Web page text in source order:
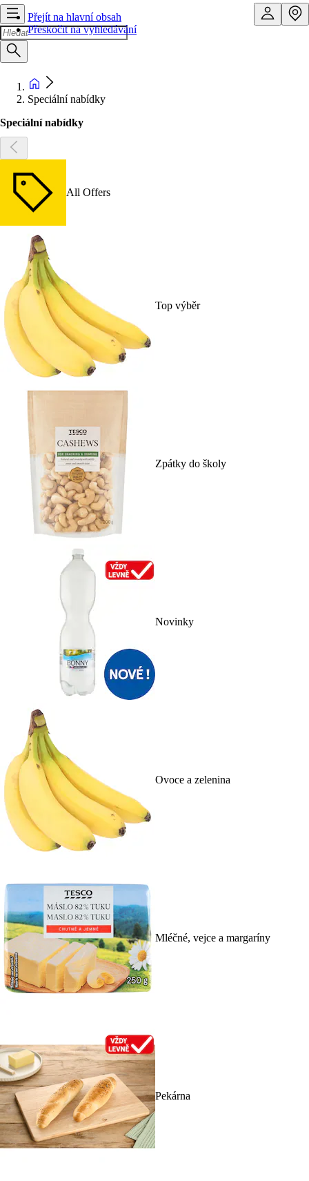
Přejít na hlavní obsah
Přeskočit na vyhledávání
Speciální nabídky
Speciální nabídky
All Offers
Top výběr
Zpátky do školy
Novinky
Ovoce a zelenina
Mléčné, vejce a margaríny
Pekárna